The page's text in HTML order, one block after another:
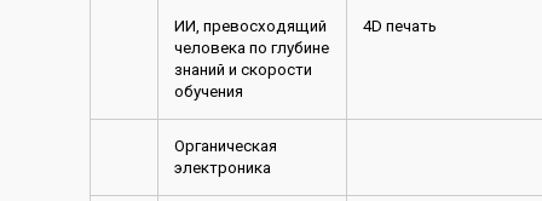
ИИ, превосходящий
человека по глубине
знаний и скорости
обучения
4D печать
Органическая
электроника